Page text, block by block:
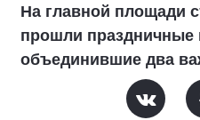
На главной площади
прошли праздничные
объединившие два